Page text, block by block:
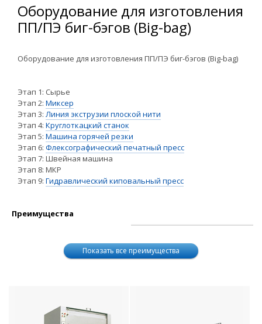
Оборудование для изготовления
ПП/ПЭ биг-бэгов (Big-bag)
Оборудование для изготовления ПП/ПЭ биг-бэгов (Big-bag)
Этап 1: Сырье
Этап 2: Миксер
Этап 3: Линия экструзии плоской нити
Этап 4: Круглоткацкий станок
Этап 5: Машина горячей резки
Этап 6: Флексографический печатный пресс
Этап 7: Швейная машина
Этап 8: МКР
Этап 9: Гидравлический киповальный пресс
Преимущества
Показать все преимущества